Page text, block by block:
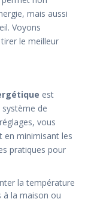
mais aussi
Voyons
le meilleur
est
de
vous
en minimisant les
pratiques pour
la température
à la maison ou